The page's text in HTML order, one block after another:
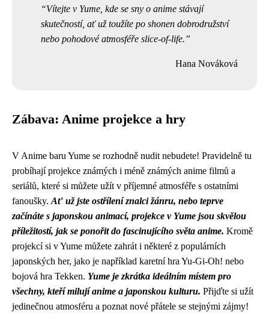
Vítejte v Yume, kde se sny o anime stávají
skutečností, ať už toužíte po shonen dobrodružství
nebo pohodové atmosféře slice-of-life.
Hana Nováková
Zábava: Anime projekce a hry
V Anime baru Yume se rozhodně nudit nebudete! Pravidelně tu
probíhají projekce známých i méně známých anime filmů a
seriálů, které si můžete užít v příjemné atmosféře s ostatními
fanoušky. Ať už jste ostřílení znalci žánru, nebo teprve
začínáte s japonskou animací, projekce v Yume jsou skvělou
příležitostí, jak se ponořit do fascinujícího světa anime. Kromě
projekcí si v Yume můžete zahrát i některé z populárních
japonských her, jako je například karetní hra Yu-Gi-Oh! nebo
bojová hra Tekken. Yume je zkrátka ideálním místem pro
všechny, kteří milují anime a japonskou kulturu. Přijďte si užít
jedinečnou atmosféru a poznat nové přátele se stejnými zájmy!